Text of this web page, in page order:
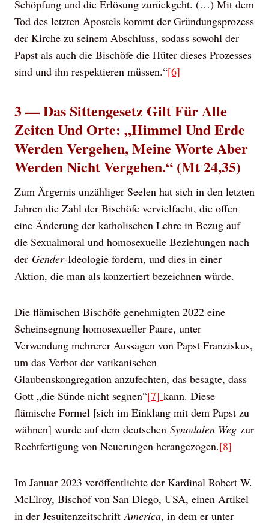
Schöpfung und die Erlösung zurückgeht. (…) Mit dem
Tod des letzten Apostels kommt der Gründungsprozess
der Kirche zu seinem Abschluss, sodass sowohl der
Papst als auch die Bischöfe die Hüter dieses Prozesses
sind und ihn respektieren müssen.“[6]
3 — Das Sittengesetz Gilt Für Alle
Zeiten Und Orte: „Himmel Und Erde
Werden Vergehen, Meine Worte Aber
Werden Nicht Vergehen.“ (Mt 24,35)
Zum Ärgernis unzähliger Seelen hat sich in den letzten
Jahren die Zahl der Bischöfe vervielfacht, die offen
eine Änderung der katholischen Lehre in Bezug auf
die Sexualmoral und homosexuelle Beziehungen nach
der Gender-Ideologie fordern, und dies in einer
Aktion, die man als konzertiert bezeichnen würde.
Die flämischen Bischöfe genehmigten 2022 eine
Scheinsegnung homosexueller Paare, unter
Verwendung mehrerer Aussagen von Papst Franziskus,
um das Verbot der vatikanischen
Glaubenskongregation anzufechten, das besagte, dass
Gott „die Sünde nicht segnen“[7] kann. Diese
flämische Formel [sich im Einklang mit dem Papst zu
wähnen] wurde auf dem deutschen Synodalen Weg zur
Rechtfertigung von Neuerungen herangezogen.[8]
Im Januar 2023 veröffentlichte der Kardinal Robert W.
McElroy, Bischof von San Diego, USA, einen Artikel
in der JesuitenzeitschriftAmerica, in dem er unter